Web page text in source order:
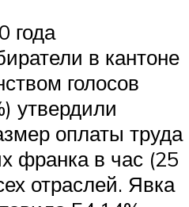
года
в кантоне
голосов
утвердили
оплаты труда
франка в час (25
отраслей. Явка